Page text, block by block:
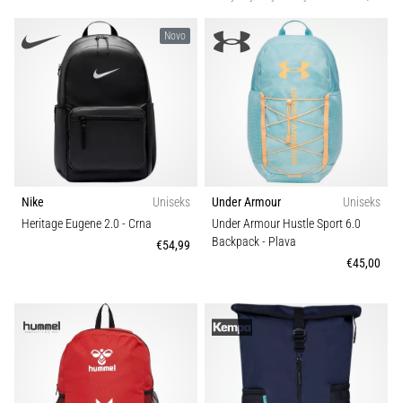
Novo
Nike
Uniseks
Heritage Eugene 2.0 - Crna
€54,99
Under Armour
Uniseks
Under Armour Hustle Sport 6.0
Backpack- Plava
€45,00